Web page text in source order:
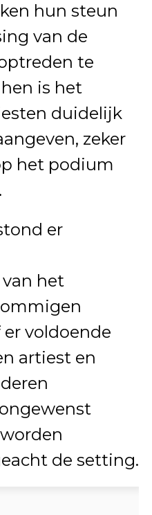
hun steun
van de
te
is het
duidelijk
zeker
het podium
er
het
voldoende
artiest en
de setting.